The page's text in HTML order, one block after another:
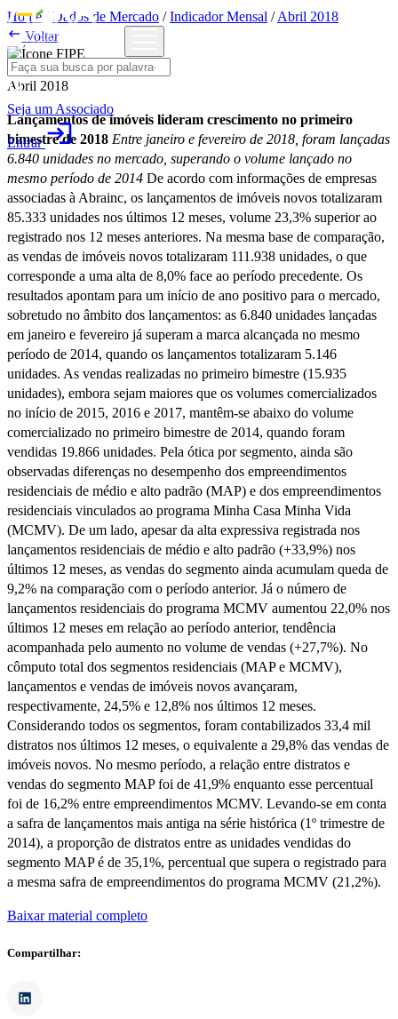
Seja um Associado
Entrarlogin
Home/Dados de Mercado /Indicador Mensal /Abril 2018
 Voltar
Abril 2018
Lançamentos de imóveis lideram crescimento no primeiro
bimestre de 2018 Entre janeiro e fevereiro de 2018, foram lançadas
6.840 unidades no mercado, superando o volume lançado no
mesmo período de 2014 De acordo com informações de empresas
associadas à Abrainc, os lançamentos de imóveis novos totalizaram
85.333 unidades nos últimos 12 meses, volume 23,3% superior ao
registrado nos 12 meses anteriores. Na mesma base de comparação,
as vendas de imóveis novos totalizaram 111.938 unidades, o que
corresponde a uma alta de 8,0% face ao período precedente. Os
resultados apontam para um início de ano positivo para o mercado,
sobretudo no âmbito dos lançamentos: as 6.840 unidades lançadas
em janeiro e fevereiro já superam a marca alcançada no mesmo
período de 2014, quando os lançamentos totalizaram 5.146
unidades. As vendas realizadas no primeiro bimestre (15.935
unidades), embora sejam maiores que os volumes comercializados
no início de 2015, 2016 e 2017, mantêm-se abaixo do volume
comercializado no primeiro bimestre de 2014, quando foram
vendidas 19.866 unidades. Pela ótica por segmento, ainda são
observadas diferenças no desempenho dos empreendimentos
residenciais de médio e alto padrão (MAP) e dos empreendimentos
residenciais vinculados ao programa Minha Casa Minha Vida
(MCMV). De um lado, apesar da alta expressiva registrada nos
lançamentos residenciais de médio e alto padrão (+33,9%) nos
últimos 12 meses, as vendas do segmento ainda acumulam queda de
9,2% na comparação com o período anterior. Já o número de
lançamentos residenciais do programa MCMV aumentou 22,0% nos
últimos 12 meses em relação ao período anterior, tendência
acompanhada pelo aumento no volume de vendas (+27,7%). No
cômputo total dos segmentos residenciais (MAP e MCMV),
lançamentos e vendas de imóveis novos avançaram,
respectivamente, 24,5% e 12,8% nos últimos 12 meses.
Considerando todos os segmentos, foram contabilizados 33,4 mil
distratos nos últimos 12 meses, o equivalente a 29,8% das vendas de
imóveis novos. No mesmo período, a relação entre distratos e
vendas do segmento MAP foi de 41,9% enquanto esse percentual
foi de 16,2% entre empreendimentos MCMV. Levando-se em conta
a safra de lançamentos mais antiga na série histórica (1º trimestre de
2014), a proporção de distratos entre as unidades vendidas do
segmento MAP é de 35,1%, percentual que supera o registrado para
a mesma safra de empreendimentos do programa MCMV (21,2%).
Baixar material completo
Compartilhar: